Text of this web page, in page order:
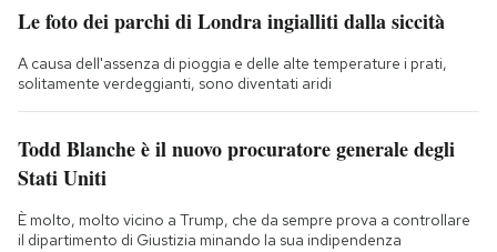
Le foto dei parchi di Londra ingialliti dalla siccità
A causa dell'assenza di pioggia e delle alte temperature i prati,
solitamente verdeggianti, sono diventati aridi
Todd Blanche è il nuovo procuratore generale degli
Stati Uniti
È molto, molto vicino a Trump, che da sempre prova a controllare
il dipartimento di Giustizia minando la sua indipendenza